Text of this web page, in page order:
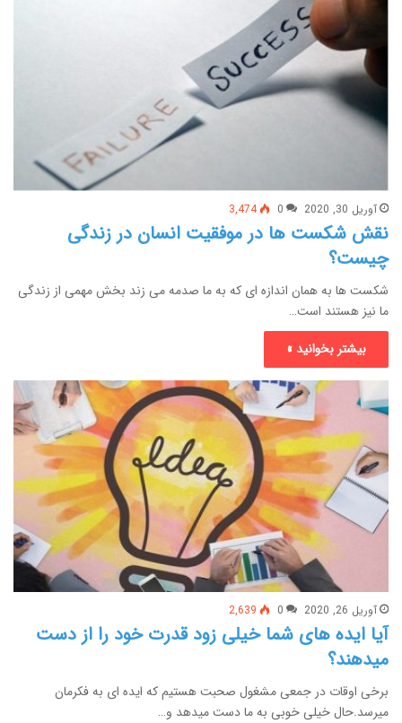
آوریل 30, 2020 0
3,474
نقش شکست ها در موفقیت انسان در زندگی
چیست؟
شکست ها به همان اندازه ای که به ما صدمه می زند بخش مهمی از زندگی
ما نیز هستند است…
بیشتر بخوانید »
آوریل 26, 2020 0
2,639
آیا ایده های شما خیلی زود قدرت خود را از دست
میدهند؟
برخی اوقات در جمعی مشغول صحبت هستیم که ایده ای به فکرمان
میرسد.حال خیلی خوبی به ما دست میدهد و…